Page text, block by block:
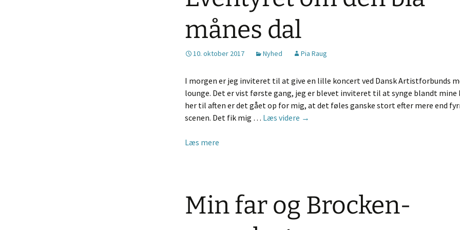
”Forår i menneskenes
land” – om udgivelsen 1/
om udgivelsen 2009
Bonus cd – om
månes dal
10. oktober 2017 Nyhed Pia Raug
I morgen er jeg inviteret til at give en lille koncert ved Dansk Artistforbunds
lounge. Det er vist første gang, jeg er blevet inviteret til at synge blandt mine
her til aften er det gået op for mig, at det føles ganske stort efter mere end
scenen. Det fik mig … Læs videre Eventyret om den blå månes dal
→
Læs mere
Min far og Brocken-